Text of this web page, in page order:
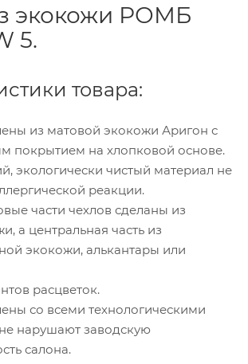
экокожи РОМБ
5.
товара:
из матовой экокожи Аригон с
покрытием на хлопковой основе.
экологически чистый материал не
реакции.
части чехлов сделаны из
а центральная часть из
экокожи, алькантары или
расцветок.
со всеми технологическими
нарушают заводскую
салона.